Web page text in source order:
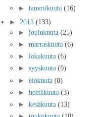
► tammikuuta (16)
► 2013 (133)
► joulukuuta (25)
► marraskuuta (6)
► lokakuuta (6)
► syyskuuta (9)
► elokuuta (8)
► heinäkuuta (3)
► kesäkuuta (13)